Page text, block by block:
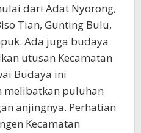
dari Adat Nyorong,
Tian, Gunting Bulu,
Ada juga budaya
utusan Kecamatan
Budaya ini
melibatkan puluhan
anjingnya. Perhatian
Kecamatan